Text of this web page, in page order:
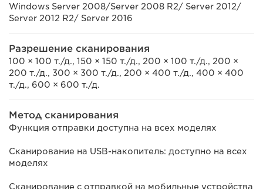
Windows Server 2008/Server 2008 R2/ Server 2012/
Server 2012 R2/ Server 2016
Разрешение сканирования
100 × 100 т./д., 150 × 150 т./д., 200 × 100 т./д., 200 ×
200 т./д., 300 × 300 т./д., 200 × 400 т./д., 400 × 400
т./д., 600 × 600 т./д.
Метод сканирования
Функция отправки доступна на всех моделях
Сканирование на USB-накопитель: доступно на всех
моделях
Сканирование с отправкой на мобильные устройства